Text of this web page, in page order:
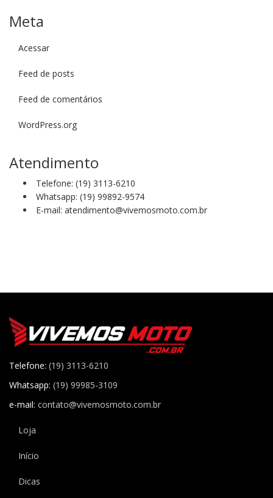
Meta
Acessar
Feed de posts
Feed de comentários
WordPress.org
Atendimento
Telefone: (19) 3113-6210
Whatsapp: (19) 99892-9574
E-mail: atendimento@vivemosmoto.com.br
Telefone: (19) 3113-6210
Whatsapp: (19) 99985-3109
e-mail: contato@vivemosmoto.com.br
Loja
Início
Dicas